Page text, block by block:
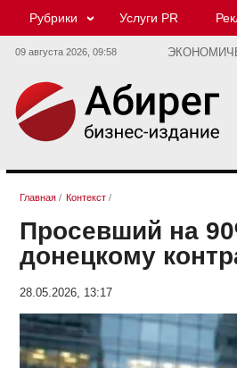
Рубрики Услуги PR
09 августа 2026, 09:58
Главная / Контекст /
Просевший на
донецкому
28.05.2026, 13:17